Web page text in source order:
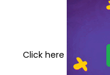
Click here